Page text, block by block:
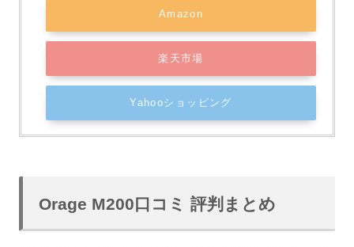
Amazon
楽天市場
Yahooショッピング
Orage M200口コミ 評判まとめ